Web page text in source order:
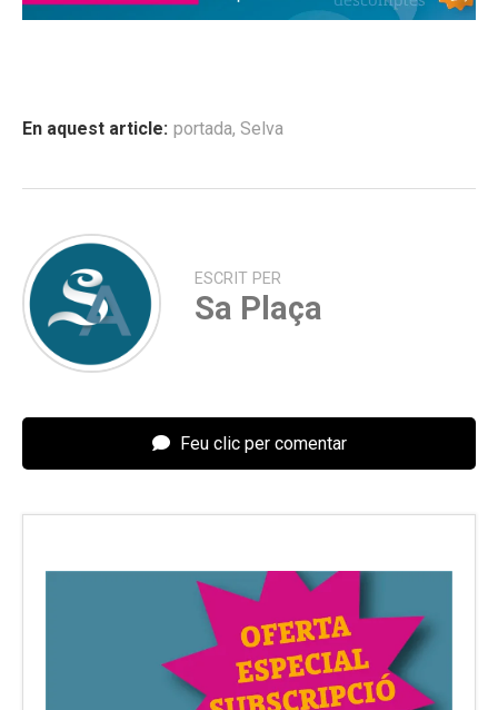
En aquest article: portada, Selva
ESCRIT PER
Sa Plaça
Feu clic per comentar